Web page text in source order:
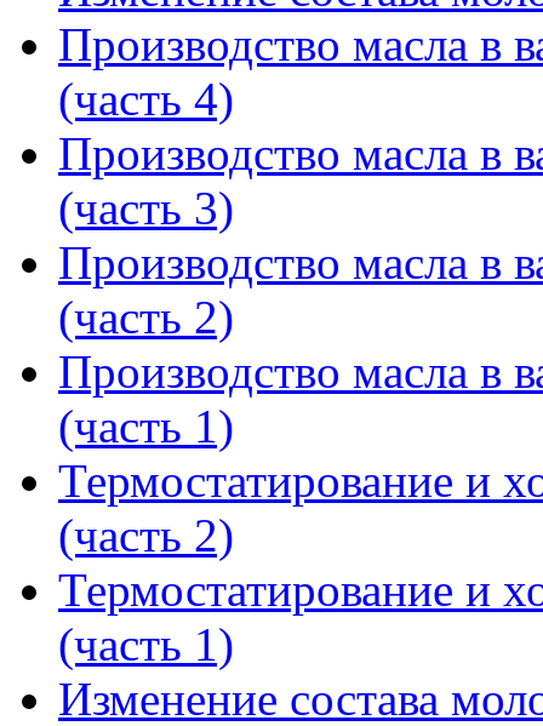
Производство масла в
(часть 4)
Производство масла в
(часть 3)
Производство масла в
(часть 2)
Производство масла в
(часть 1)
Термостатирование и
(часть 2)
Термостатирование и
(часть 1)
Изменение состава